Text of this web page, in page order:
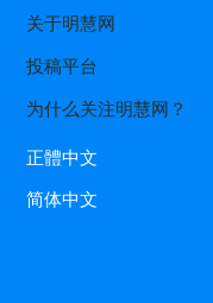
关于明慧网
投稿平台
为什么关注明慧网？
正體中文
简体中文